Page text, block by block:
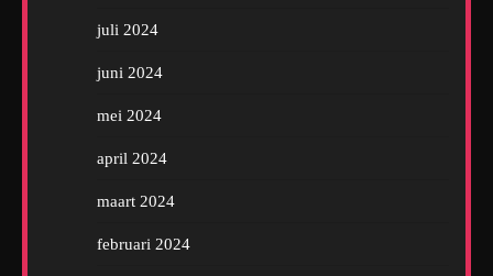
juli 2024
juni 2024
mei 2024
april 2024
maart 2024
februari 2024